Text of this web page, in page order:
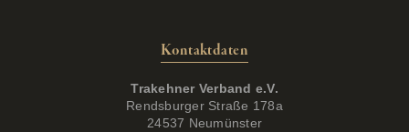
Kontaktdaten
Trakehner Verband e.V.
Rendsburger Straße 178a
24537 Neumünster